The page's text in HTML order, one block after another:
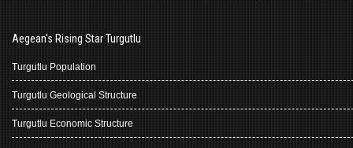
Aegean's Rising Star Turgutlu
Turgutlu Population
Turgutlu Geological Structure
Turgutlu Economic Structure